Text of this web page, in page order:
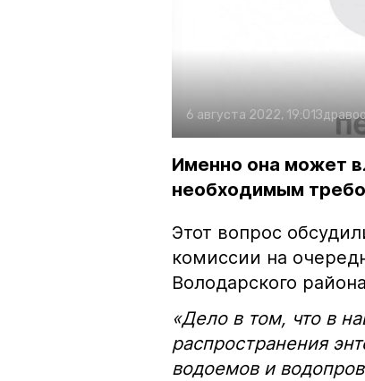
6 августа 2022, 19:01
Именно она может
необходимым
Этот вопрос
комиссии на
Володарского
«Дело в том, что в
распространения
водоемов и